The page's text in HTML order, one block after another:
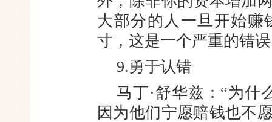
大部分的人一旦开始赚
寸，这是一个严重的错
9.勇于认错
马丁·舒华兹：“为什
因为他们宁愿赔钱也不